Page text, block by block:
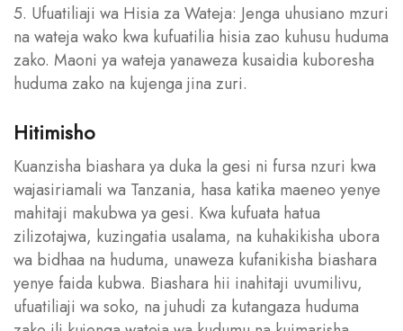
5. Ufuatiliaji wa Hisia za Wateja: Jenga uhusiano mzuri
na wateja wako kwa kufuatilia hisia zao kuhusu huduma
zako. Maoni ya wateja yanaweza kusaidia kuboresha
huduma zako na kujenga jina zuri.
Hitimisho
Kuanzisha biashara ya duka la gesi ni fursa nzuri kwa
wajasiriamali wa Tanzania, hasa katika maeneo yenye
mahitaji makubwa ya gesi. Kwa kufuata hatua
zilizotajwa, kuzingatia usalama, na kuhakikisha ubora
wa bidhaa na huduma, unaweza kufanikisha biashara
yenye faida kubwa. Biashara hii inahitaji uvumilivu,
ufuatiliaji wa soko, na juhudi za kutangaza huduma